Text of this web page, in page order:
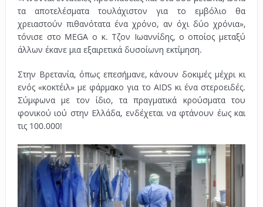
τα αποτελέσματα τουλάχιστον για το εμβόλιο θα
χρειαστούν πιθανότατα ένα χρόνο, αν όχι δύο χρόνια»,
τόνισε στο MEGA ο κ. Τζον Ιωαννίδης, ο οποίος μεταξύ
άλλων έκανε μια εξαιρετικά δυσοίωνη εκτίμηση.
Στην Βρετανία, όπως επεσήμανε, κάνουν δοκιμές μέχρι κι
ενός «κοκτέιλ» με φάρμακο για το AIDS κι ένα στεροειδές.
Σύμφωνα με τον ίδιο, τα πραγματικά κρούσματα του
φονικού ιού στην Ελλάδα, ενδέχεται να φτάνουν έως και
τις 100.000!